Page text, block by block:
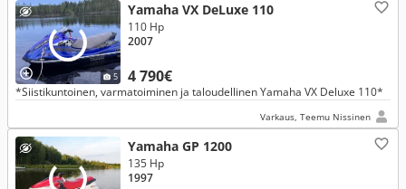
5
Yamaha VX DeLuxe 110
4 790€
110 Hp
2007
*Siistikuntoinen, varmatoiminen ja taloudellinen Yamaha VX Deluxe 110*
Varkaus, Teemu Nissinen
Yamaha GP 1200
135 Hp
1997